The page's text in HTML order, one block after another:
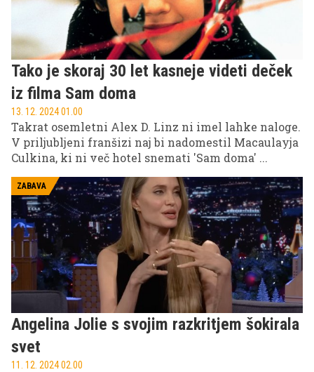
Tako je skoraj 30 let kasneje videti deček
iz filma Sam doma
13. 12. 2024 01.00
Takrat osemletni Alex D. Linz ni imel lahke naloge.
V priljubljeni franšizi naj bi nadomestil Macaulayja
Culkina, ki ni več hotel snemati 'Sam doma' ...
ZABAVA
Angelina Jolie s svojim razkritjem šokirala
svet
11. 12. 2024 02.00